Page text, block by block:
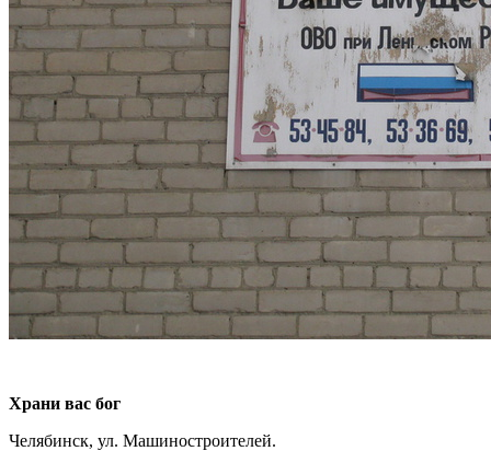
Храни вас бог
Челябинск, ул. Машиностроителей.